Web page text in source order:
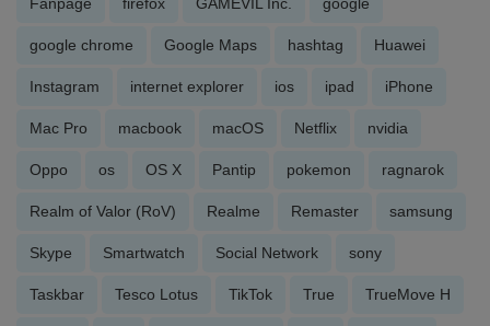
Fanpage firefox GAMEVIL Inc. google
google chrome Google Maps hashtag Huawei
Instagram internet explorer ios ipad iPhone
Mac Pro macbook macOS Netflix nvidia
Oppo os OS X Pantip pokemon ragnarok
Realm of Valor (RoV) Realme Remaster samsung
Skype Smartwatch Social Network sony
Taskbar Tesco Lotus TikTok True TrueMove H